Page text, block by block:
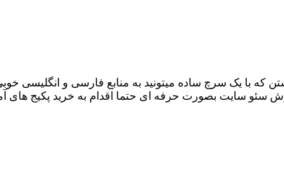
که با یک سرچ ساده میتونید به منابع فارسی و انگلیسی
سئو سایت بصورت حرفه ای حتما اقدام به خرید پکیج